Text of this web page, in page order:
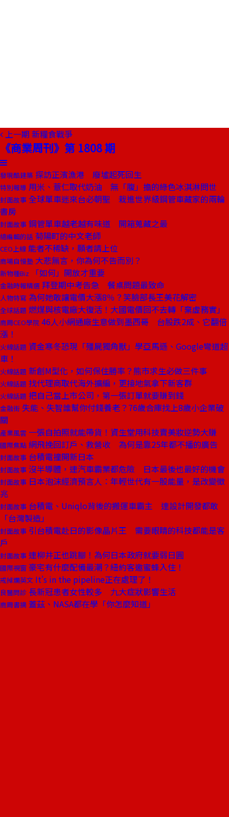
上一期 新糧食戰爭
《商業周刊》第 1808 期
發現酷建築 探訪正濱漁港 廢墟起死回生
特別報導 用米、薏仁取代奶油 無「腹」擔的綠色冰淇淋問世
封面故事 全球單車迷來台必朝聖 栽進世界級鋼管車藏家的兩輪
書房
封面故事 鋼管單車越老越有味道 開箱蒐藏之最
總編輯的話 菊陽町的中文老師
CEO上線 能者不稀缺，願者請上位
商場自慢塾 大悲無言，你為何不告而別？
新物種Biz 「如何」開放才重要
金融時報精選 拜登期中考告急 餐桌問題最致命
人物特寫 為何她敢讓電價大漲8％？笑臉部長王美花解密
全球話題 燃煤與核電廠大復活！大國電價回不去轉「棄虛務實」
商周CEO學院 46人小網通廠生意做到墨西哥 台股跌2成、它翻倍
漲！
火線話題 資金寒冬恐現「殭屍獨角獸」學亞馬遜、Google彎道超
車！
火線話題 新創M型化，如何保住勝率？熊市求生必做三件事
火線話題 找代理商取代海外擴編，更接地氣拿下新客群
火線話題 把自己當上市公司，第一張訂單就要賺到錢
金融街 失能、失智誰幫你付錢養老？76歲合庫找上8歲小企業破
關
產業風雲 一張自拍照就能帶貨！資生堂用科技賣美妝逆勢大賺
國際焦點 網飛挽回訂戶、救營收 為何是靠25年都不播的廣告
封面故事 台積電撞開新日本
封面故事 沒半導體，連汽車霸業都危險 日本最後也最好的機會
封面故事 日本泡沫經濟預言人：年輕世代有一股能量，是改變徵
兆
封面故事 台積電、Uniqlo背後的搬運車霸主 連設計開發都敢
「台灣製造」
封面故事 引台積電赴日的影像晶片王 需要眼睛的科技都能是客
戶
封面故事 連柳井正也跳腳！為何日本政府就要弱日圓
國際視窗 豪宅有什麼配備最潮？紐約客邀蜜蜂入住！
戒掉爛英文 It's in the pipeline正在處理了！
良醫問診 長新冠患者女性較多 九大症狀影響生活
商周書摘 蓋茲、NASA都在學「你怎麼知道」